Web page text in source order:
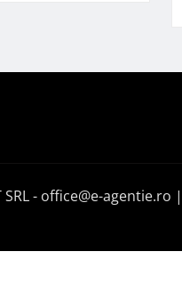
SRL - office@e-agentie.ro |